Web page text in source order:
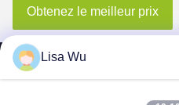
ouvert d'écran tactile de
PCAP
Obtenez le meilleur prix
Lisa Wu